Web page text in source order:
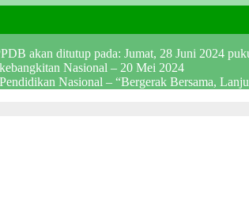
akan ditutup pada: Jumat, 28 Juni 2024
Nasional – 20 Mei 2024
Nasional – “Bergerak Bersama,